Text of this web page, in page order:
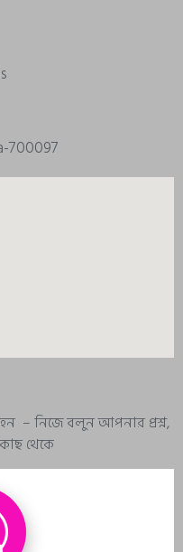
700097
– নিজে বলুন আপনার প্রশ্ন,
থেকে